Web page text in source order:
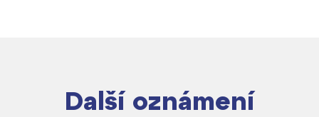
Další oznámení